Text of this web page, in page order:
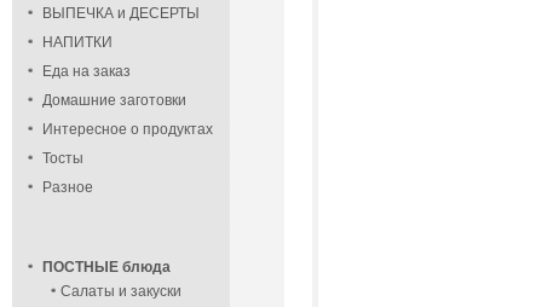
ВЫПЕЧКА и ДЕСЕРТЫ
НАПИТКИ
Еда на заказ
Домашние заготовки
Интересное о продуктах
Тосты
Разное
ПОСТНЫЕ блюда
Салаты и закуски